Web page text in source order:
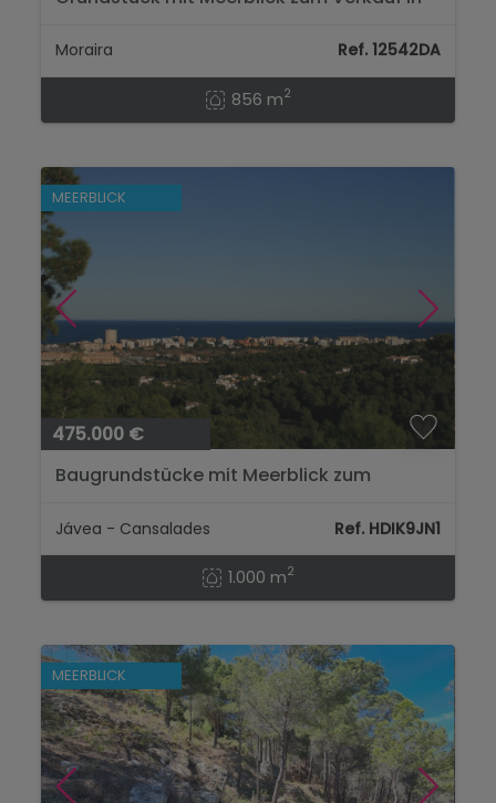
Moraira Ref. 12542DA
856 m2
MEERBLICK
475.000 €
Baugrundstücke mit Meerblick zum
Jávea - Cansalades Ref. HDIK9JN1
1.000 m2
MEERBLICK